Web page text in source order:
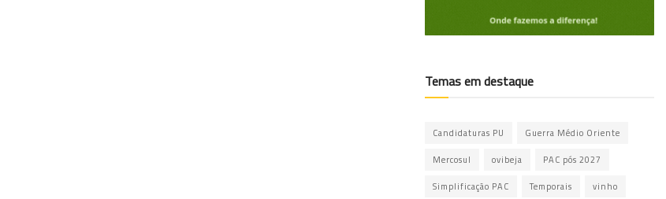
Temas em destaque
Candidaturas PU Guerra Médio Oriente
Mercosul ovibeja PAC pós 2027
Simplificação PAC Temporais vinho